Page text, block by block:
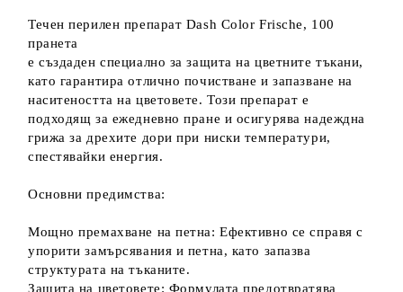
Течен перилен препарат Dash Color Frische, 100
пранета
е създаден специално за защита на цветните тъкани,
като гарантира отлично почистване и запазване на
наситеността на цветовете. Този препарат е
подходящ за ежедневно пране и осигурява надеждна
грижа за дрехите дори при ниски температури,
спестявайки енергия.
Основни предимства:
Мощно премахване на петна: Ефективно се справя с
упорити замърсявания и петна, като запазва
структурата на тъканите.
Защита на цветовете: Формулата предотвратява